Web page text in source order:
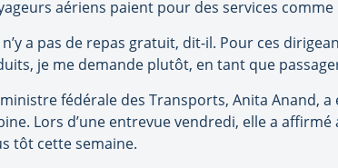
aériens paient pour des services
n’y a pas de repas gratuit, dit-il. Pour ces
je me demande plutôt, en tant que
fédérale des Transports, Anita Anand,
Lors d’une entrevue vendredi, elle a
tôt cette semaine.